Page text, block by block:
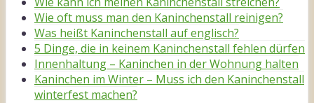
Wie oft muss man den Kaninchenstall reinigen?
Was heißt Kaninchenstall auf englisch?
5 Dinge, die in keinem Kaninchenstall fehlen dürfen
Innenhaltung – Kaninchen in der Wohnung halten
Kaninchen im Winter – Muss ich den Kaninchenstall
winterfest machen?